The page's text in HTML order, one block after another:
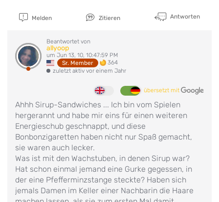
Melden Zitieren Antworten
Beantwortet von
allyoop
um Jun 13, 10, 10:47:59 PM
Sr. Member
364
zuletzt aktiv vor einem Jahr
übersetzt mit
Ahhh Sirup-Sandwiches ... Ich bin vom Spielen
hergerannt und habe mir eins für einen weiteren
Energieschub geschnappt, und diese
Bonbonzigaretten haben nicht nur Spaß gemacht,
sie waren auch lecker.
Was ist mit den Wachstuben, in denen Sirup war?
Hat schon einmal jemand eine Gurke gegessen, in
der eine Pfefferminzstange steckte? Haben sich
jemals Damen im Keller einer Nachbarin die Haare